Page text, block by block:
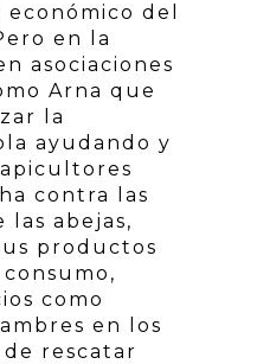
del
en la
asociaciones
Arna que
la
ayudando y
contra las
las abejas,
productos
como
en los
rescatar